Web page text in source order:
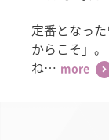
定番となっ
からこそ」
ね… more